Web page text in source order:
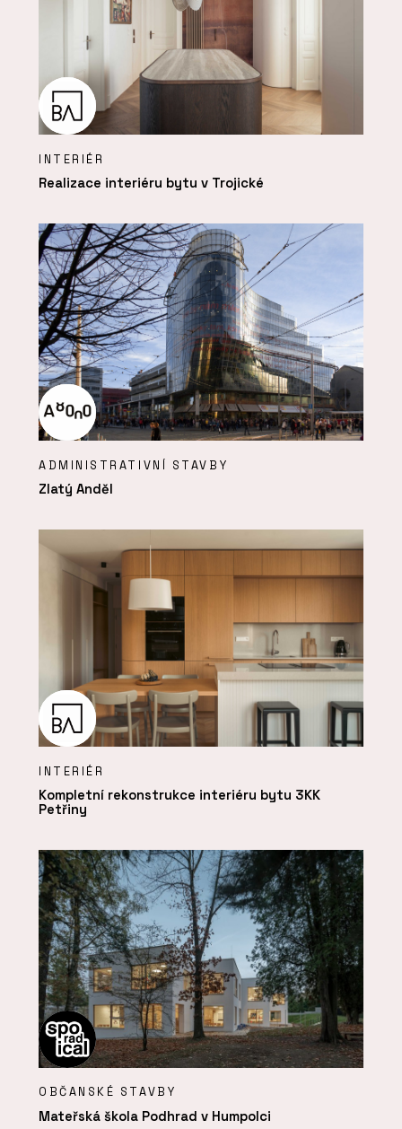
INTERIÉR
Realizace interiéru bytu v Trojické
ADMINISTRATIVNÍ STAVBY
Zlatý Anděl
INTERIÉR
Kompletní rekonstrukce interiéru bytu 3KK
Petřiny
OBČANSKÉ STAVBY
Mateřská škola Podhrad v Humpolci